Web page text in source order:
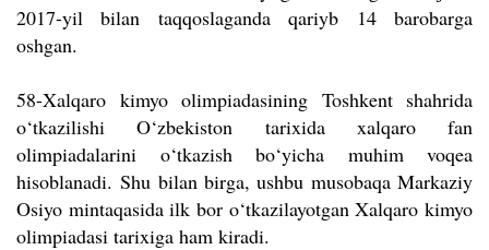
2017-yil bilan taqqoslaganda qariyb 14 barobarga
oshgan.
58-Xalqaro kimyo olimpiadasining Toshkent shahrida
o‘tkazilishi O‘zbekiston tarixida xalqaro fan
olimpiadalarini o‘tkazish bo‘yicha muhim voqea
hisoblanadi.Shu bilan birga, ushbu musobaqa Markaziy
Osiyo mintaqasida ilk bor o‘tkazilayotgan Xalqaro kimyo
olimpiadasi tarixiga ham kiradi.